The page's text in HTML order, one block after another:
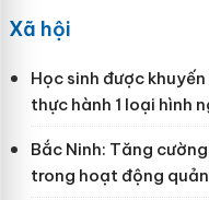
Xã hội
Học sinh được
thực hành 1 loại hình
Bắc Ninh: Tăng
trong hoạt động